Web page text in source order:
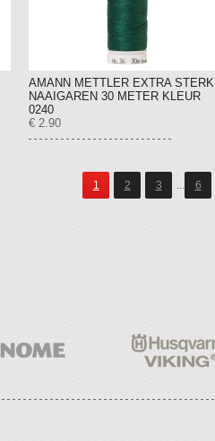
AMANN METTLER EXTRA STERK
NAAIGAREN 30 METER KLEUR
0240
€ 2.90
1 2 3 ... 6